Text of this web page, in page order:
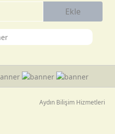
Ekle
Aydın Bilişim Hizmetleri